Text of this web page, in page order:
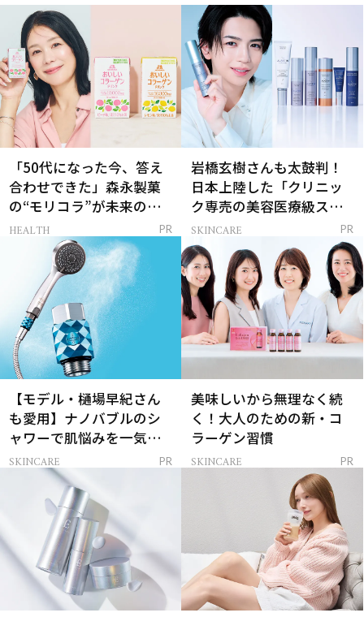
「50代になった今、答え
合わせできた」森永製菓
の“モリコラ”が未来のキ
レイを連れてくる！
HEALTH PR
岩橋玄樹さんも太鼓判！
日本上陸した「クリニッ
ク専売の美容医療級スキ
ンケア」
SKINCARE PR
【モデル・樋場早紀さん
も愛用】ナノバブルのシ
ャワーで肌悩みを一気に
解決
SKINCARE PR
美味しいから無理なく続
く！大人のための新・コ
ラーゲン習慣
SKINCARE PR